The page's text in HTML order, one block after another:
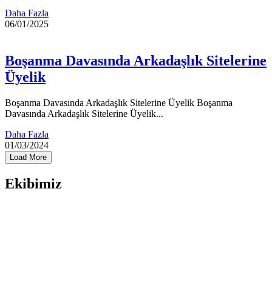
Daha Fazla
06/01/2025
Boşanma Davasında Arkadaşlık Sitelerine
Üyelik
Boşanma Davasında Arkadaşlık Sitelerine Üyelik Boşanma
Davasında Arkadaşlık Sitelerine Üyelik...
Daha Fazla
01/03/2024
Load More
Ekibimiz